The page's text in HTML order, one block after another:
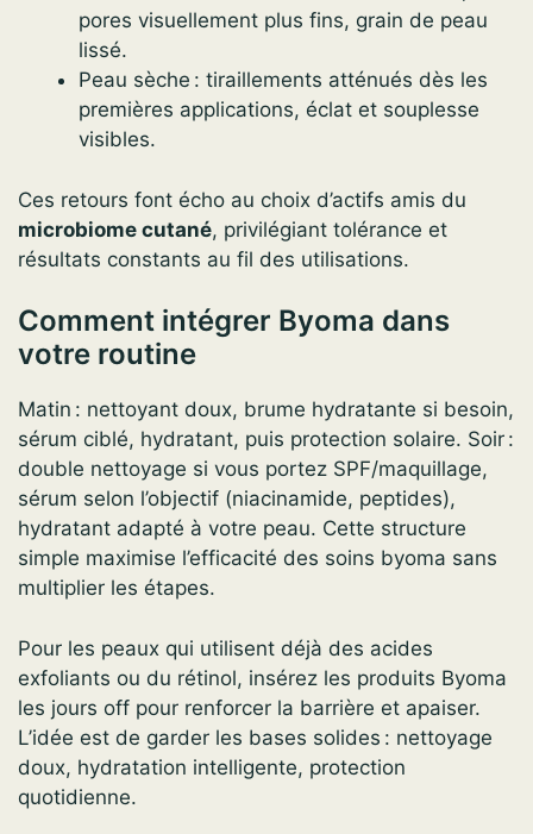
pores visuellement plus fins, grain de peau
lissé.
Peau sèche : tiraillements atténués dès les
premières applications, éclat et souplesse
visibles.
Ces retours font écho au choix d’actifs amis du
microbiome cutané, privilégiant tolérance et
résultats constants au fil des utilisations.
Comment intégrer Byoma dans
votre routine
Matin : nettoyant doux, brume hydratante si besoin,
sérum ciblé, hydratant, puis protection solaire. Soir :
double nettoyage si vous portez SPF/maquillage,
sérum selon l’objectif (niacinamide, peptides),
hydratant adapté à votre peau. Cette structure
simple maximise l’efficacité des soins byoma sans
multiplier les étapes.
Pour les peaux qui utilisent déjà des acides
exfoliants ou du rétinol, insérez les produits Byoma
les jours off pour renforcer la barrière et apaiser.
L’idée est de garder les bases solides : nettoyage
doux, hydratation intelligente, protection
quotidienne.